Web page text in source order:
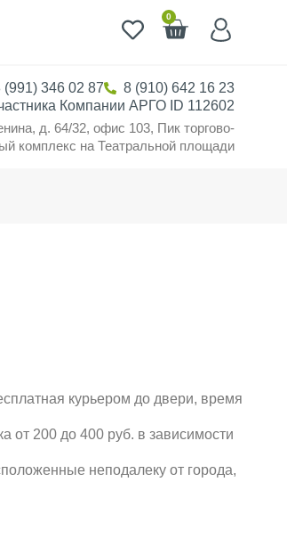
0
(991) 346 02 87
8 (910) 642 16 23
Компании АРГО ID 112602
д. 64/32, офис 103, Пик торгово-
комплекс на Театральной площади
курьером до двери, время
от 200 до 400 руб. в зависимости
неподалеку от города,